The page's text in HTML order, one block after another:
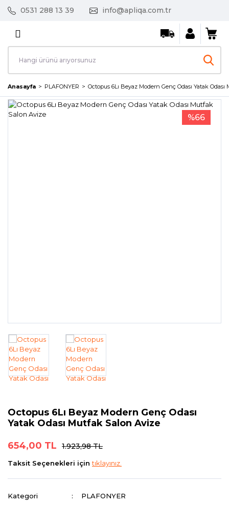
0531 288 13 39 info@apliqa.com.tr
Anasayfa PLAFONYER Octopus 6Lı Beyaz Modern Genç Odası Yatak
%66
Octopus 6Lı Beyaz Modern Genç Odası
Yatak Odası Mutfak Salon Avize
654,00 TL
1.923,98 TL
Taksit Seçenekleri içintıklayınız.
Kategori
PLAFONYER
Geri Dön
Led Avizeler